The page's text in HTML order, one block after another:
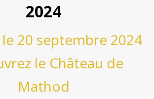
2024
le 20 septembre 2024
le Château de
Mathod